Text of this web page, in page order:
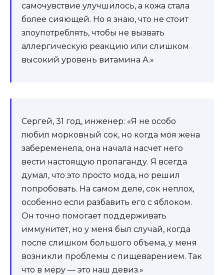
самочувствие улучшилось, а кожа стала
более сияющей. Но я знаю, что не стоит
злоупотреблять, чтобы не вызвать
аллергическую реакцию или слишком
высокий уровень витамина А.»
Сергей, 31 год, инженер: «Я не особо
любил морковный сок, но когда моя жена
забеременела, она начала насчет него
вести настоящую пропаганду. Я всегда
думал, что это просто мода, но решил
попробовать. На самом деле, сок неплох,
особенно если разбавить его с яблоком.
Он точно помогает поддерживать
иммунитет, но у меня был случай, когда
после слишком большого объема, у меня
возникли проблемы с пищеварением. Так
что в меру — это наш девиз.»